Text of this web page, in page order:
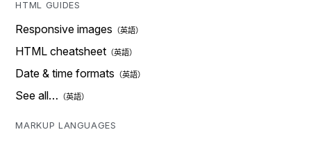
HTML GUIDES
Responsive images
HTML cheatsheet
Date & time formats
See all…
MARKUP LANGUAGES